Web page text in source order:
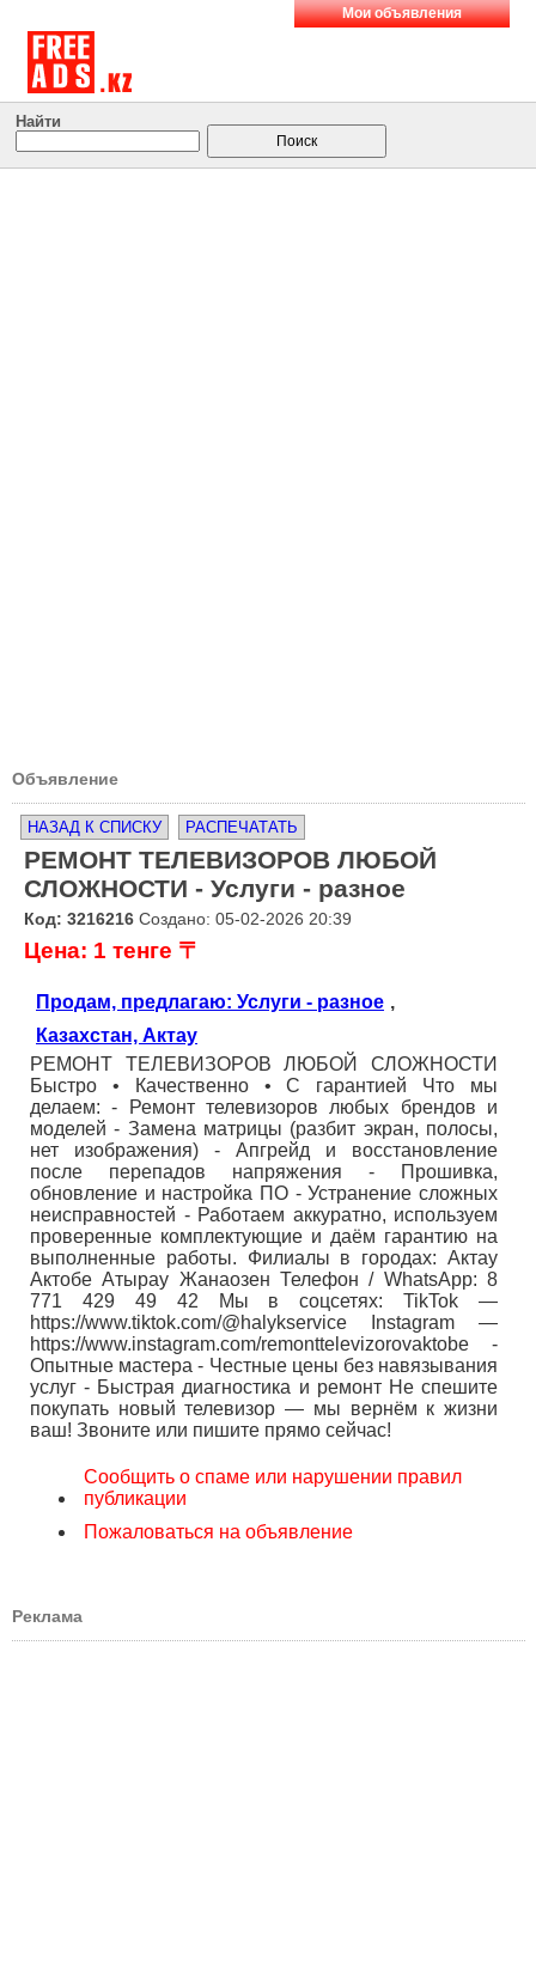
Мои объявления
Найти
Объявление
НАЗАД К СПИСКУ РАСПЕЧАТАТЬ
РЕМОНТ ТЕЛЕВИЗОРОВ ЛЮБОЙ
СЛОЖНОСТИ - Услуги - разное
Код: 3216216 Создано: 05-02-2026 20:39
Цена: 1 тенге 〒
Продам, предлагаю: Услуги - разное ,
Казахстан, Актау
РЕМОНТ ТЕЛЕВИЗОРОВ ЛЮБОЙ СЛОЖНОСТИ
Быстро • Качественно • С гарантией Что мы
делаем: - Ремонт телевизоров любых брендов и
моделей - Замена матрицы (разбит экран, полосы,
нет изображения) - Апгрейд и восстановление
после перепадов напряжения - Прошивка,
обновление и настройка ПО - Устранение сложных
неисправностей - Работаем аккуратно, используем
проверенные комплектующие и даём гарантию на
выполненные работы. Филиалы в городах: Актау
Актобе Атырау Жанаозен Телефон / WhatsApp: 8
771 429 49 42 Мы в соцсетях: TikTok —
https://www.tiktok.com/@halykservice Instagram —
https://www.instagram.com/remonttelevizorovaktobe -
Опытные мастера - Честные цены без навязывания
услуг - Быстрая диагностика и ремонт Не спешите
покупать новый телевизор — мы вернём к жизни
ваш! Звоните или пишите прямо сейчас!
Сообщить о спаме или нарушении правил
публикации
Пожаловаться на объявление
Реклама